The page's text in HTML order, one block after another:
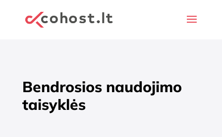
Bendrosios naudojimo
taisyklės